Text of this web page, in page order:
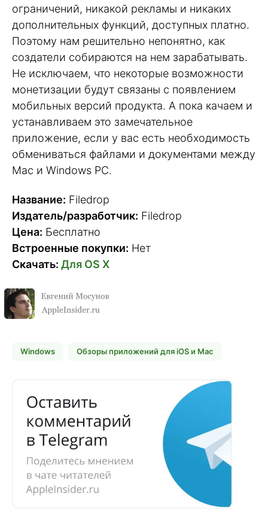
ограничений, никакой рекламы и никаких
дополнительных функций, доступных платно.
Поэтому нам решительно непонятно, как
создатели собираются на нем зарабатывать.
Не исключаем, что некоторые возможности
монетизации будут связаны с появлением
мобильных версий продукта. А пока качаем и
устанавливаем это замечательное
приложение, если у вас есть необходимость
обмениваться файлами и документами между
Mac и Windows PC.
Название: Filedrop
Издатель/разработчик: Filedrop
Цена: Бесплатно
Встроенные покупки: Нет
Скачать: Для OS X
Windows Обзоры приложений для iOS и Mac